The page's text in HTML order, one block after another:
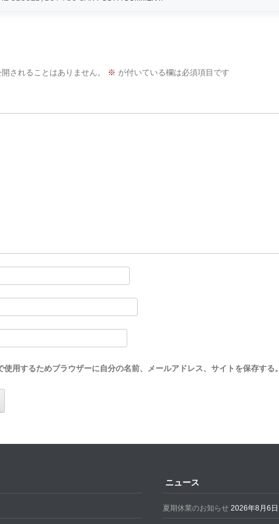
されることはありません。 ※ が付いている欄は必須項目です
使用するためブラウザーに自分の名前、メールアドレス、サイトを保存する。
ニュース
夏期休業のお知らせ 2026年8月6日